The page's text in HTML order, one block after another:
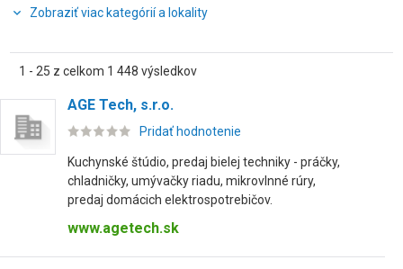
Zobraziť viac kategórií a lokality
1 - 25 z celkom 1 448 výsledkov
AGE Tech, s.r.o.
Pridať hodnotenie
Kuchynské štúdio, predaj bielej techniky - práčky,
chladničky, umývačky riadu, mikrovlnné rúry,
predaj domácich elektrospotrebičov.
www.agetech.sk